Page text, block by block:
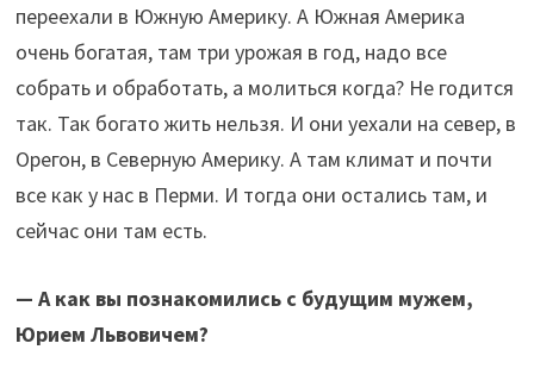
переехали в Южную Америку. А Южная Америка
очень богатая, там три урожая в год, надо все
собрать и обработать, а молиться когда? Не годится
так. Так богато жить нельзя. И они уехали на север, в
Орегон, в Северную Америку. А там климат и почти
все как у нас в Перми. И тогда они остались там, и
сейчас они там есть.
— А как вы познакомились с будущим мужем,
Юрием Львовичем?